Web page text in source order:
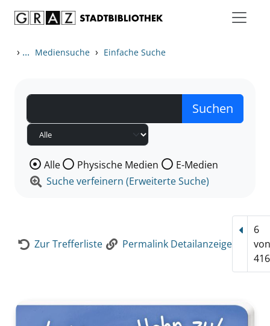
› ... Mediensuche › Einfache Suche
Wählen Sie die Medienart nach der Sie suchen wollen.
Alle Physische Medien
E-Medien
Suche verfeinern (Erweiterte Suche)
Zur Trefferliste Permalink Detailanzeige
6
von
416